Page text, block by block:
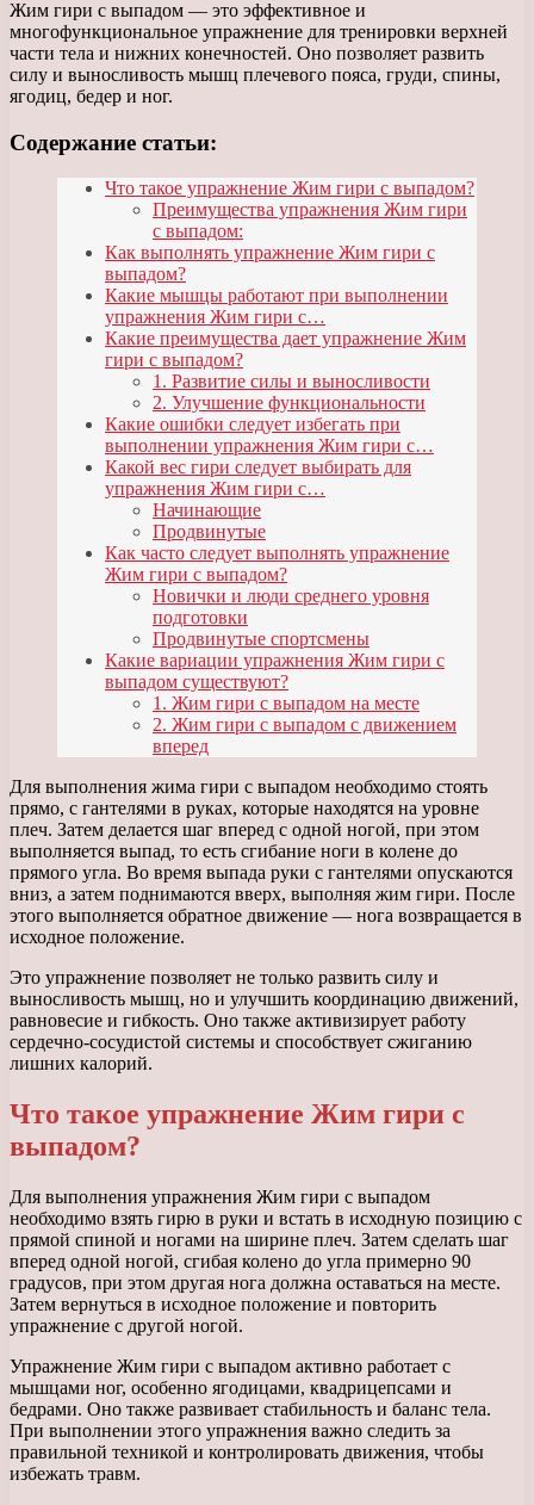
Жим гири с выпадом — это эффективное и
многофункциональное упражнение для тренировки верхней
части тела и нижних конечностей. Оно позволяет развить
силу и выносливость мышц плечевого пояса, груди, спины,
ягодиц, бедер и ног.
Содержание статьи:
Что такое упражнение Жим гири с выпадом?
Преимущества упражнения Жим гири
с выпадом:
Как выполнять упражнение Жим гири с
выпадом?
Какие мышцы работают при выполнении
упражнения Жим гири с…
Какие преимущества дает упражнение Жим
гири с выпадом?
1. Развитие силы и выносливости
2. Улучшение функциональности
Какие ошибки следует избегать при
выполнении упражнения Жим гири с…
Какой вес гири следует выбирать для
упражнения Жим гири с…
Начинающие
Продвинутые
Как часто следует выполнять упражнение
Жим гири с выпадом?
Новички и люди среднего уровня
подготовки
Продвинутые спортсмены
Какие вариации упражнения Жим гири с
выпадом существуют?
1. Жим гири с выпадом на месте
2. Жим гири с выпадом с движением
вперед
Для выполнения жима гири с выпадом необходимо стоять
прямо, с гантелями в руках, которые находятся на уровне
плеч. Затем делается шаг вперед с одной ногой, при этом
выполняется выпад, то есть сгибание ноги в колене до
прямого угла. Во время выпада руки с гантелями опускаются
вниз, а затем поднимаются вверх, выполняя жим гири. После
этого выполняется обратное движение — нога возвращается в
исходное положение.
Это упражнение позволяет не только развить силу и
выносливость мышц, но и улучшить координацию движений,
равновесие и гибкость. Оно также активизирует работу
сердечно-сосудистой системы и способствует сжиганию
лишних калорий.
Что такое упражнение Жим гири с
выпадом?
Для выполнения упражнения Жим гири с выпадом
необходимо взять гирю в руки и встать в исходную позицию с
прямой спиной и ногами на ширине плеч. Затем сделать шаг
вперед одной ногой, сгибая колено до угла примерно 90
градусов, при этом другая нога должна оставаться на месте.
Затем вернуться в исходное положение и повторить
упражнение с другой ногой.
Упражнение Жим гири с выпадом активно работает с
мышцами ног, особенно ягодицами, квадрицепсами и
бедрами. Оно также развивает стабильность и баланс тела.
При выполнении этого упражнения важно следить за
правильной техникой и контролировать движения, чтобы
избежать травм.